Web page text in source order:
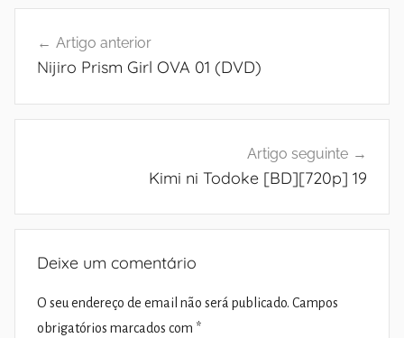
de
Artigo anterior
Nijiro Prism Girl OVA 01 (DVD)
Artigo seguinte
Kimi ni Todoke [BD][720p] 19
Deixe um comentário
O seu endereço de email não será publicado. Campos
obrigatórios marcados com *